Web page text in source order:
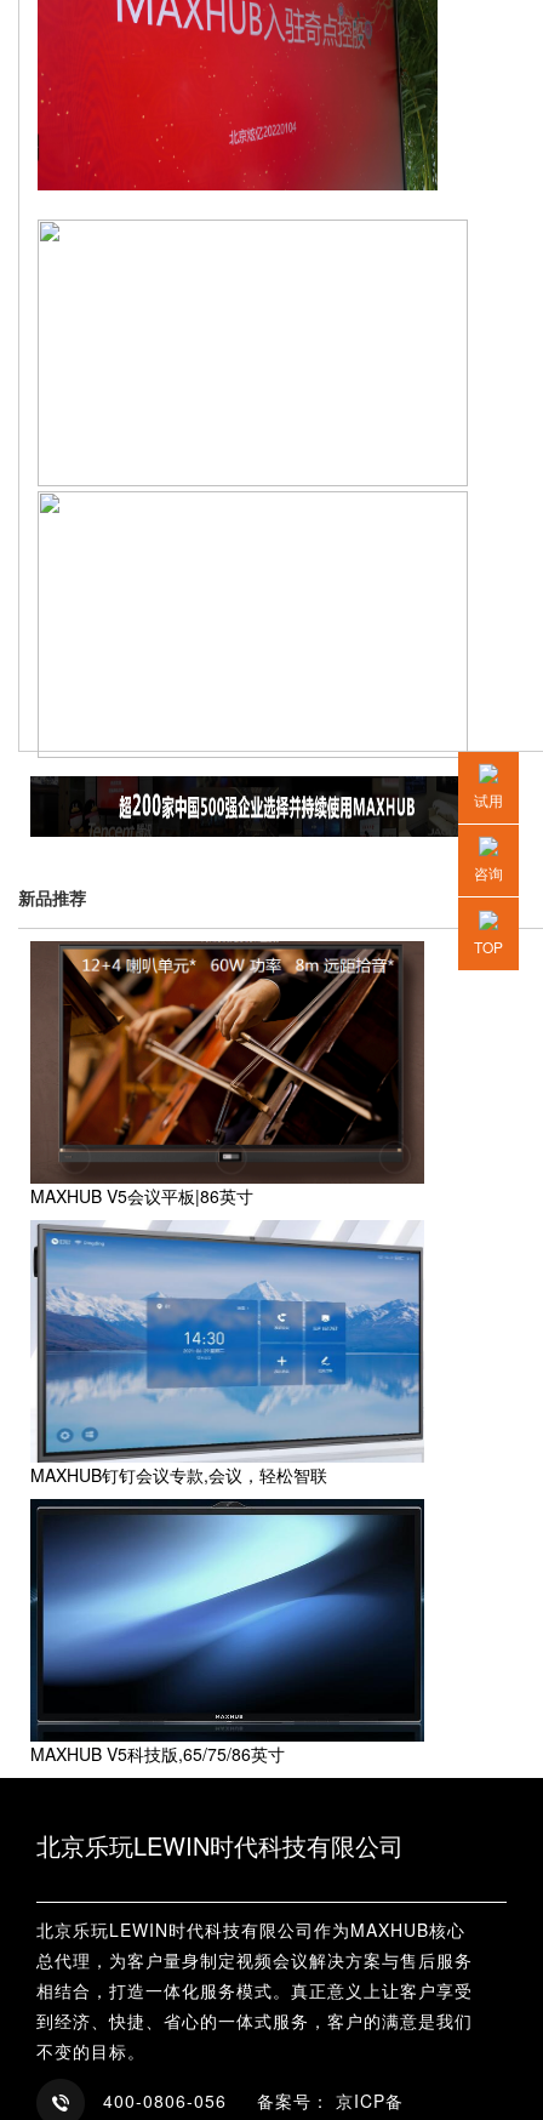
新品推荐
MAXHUB V5会议平板|86英寸
MAXHUB钉钉会议专款,会议，轻松智联
MAXHUB V5科技版,65/75/86英寸
北京乐玩LEWIN时代科技有限公司
北京乐玩LEWIN时代科技有限公司作为MAXHUB核心
总代理，为客户量身制定视频会议解决方案与售后服务
相结合，打造一体化服务模式。真正意义上让客户享受
到经济、快捷、省心的一体式服务，客户的满意是我们
不变的目标。
400-0806-056 备案号： 京ICP备
试用
咨询
TOP